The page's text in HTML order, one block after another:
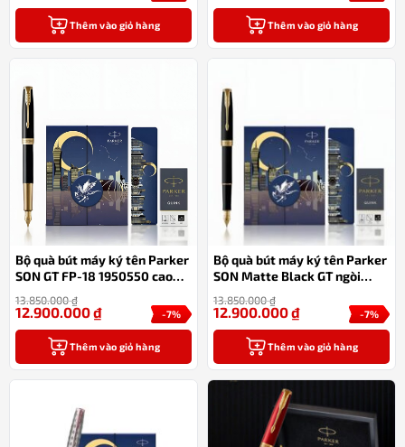
Thêm vào giỏ hàng Thêm vào giỏ hàng
Bộ quà bút máy ký tên Parker
SON GT FP-18 1950550 cao
13.850.000₫
-7%
12.900.000₫
Thêm vào giỏ hàng
Bộ quà bút máy ký tên Parker
SON Matte Black GT ngòi
13.850.000₫
-7%
12.900.000₫
Thêm vào giỏ hàng